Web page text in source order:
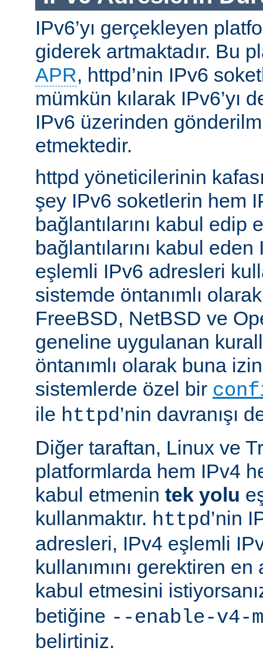
IPv6’yı gerçekleyen
giderek artmaktadır. Bu
APR, httpd’nin IPv6
mümkün kılarak IPv6’yı
IPv6 üzerinden
etmektedir.
httpd yöneticilerinin
şey IPv6 soketlerin hem
bağlantılarını kabul edip
bağlantılarını kabul
eşlemli IPv6 adresleri
sistemde öntanımlı
FreeBSD, NetBSD ve
geneline uygulanan
öntanımlı olarak buna
sistemlerde özel bir
ile httpd’nin davranışı
Diğer taraftan, Linux ve
platformlarda hem IPv4
kabul etmenin tek yolu
kullanmaktır. httpd’nin
adresleri, IPv4 eşlemli
kullanımını gerektiren
kabul etmesini
betiğine --enable-v4-
belirtiniz.